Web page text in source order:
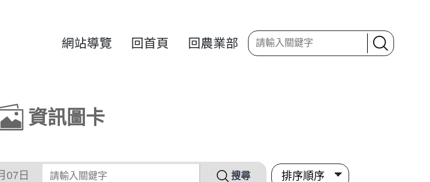
網站導覽 回首頁 回農業部
資訊圖卡
請輸入關鍵字 搜尋